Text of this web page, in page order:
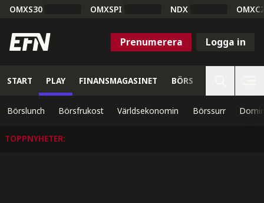
OMXS30 OMXSPI NDX
Prenumerera Logga in
START PLAY FINANSMAGASINET BÖRS
Börslunch Börsfrukost Världsekonomin Börssurr
TOPPNYHETER: